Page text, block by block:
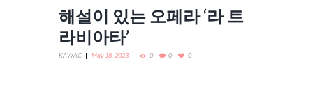
해설이 있는 오페라 ‘라 트
라비아타’
KAWAC May 18, 2023 0 0 0